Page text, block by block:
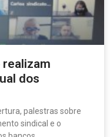
realizam
dos
palestras sobre
sindical e o